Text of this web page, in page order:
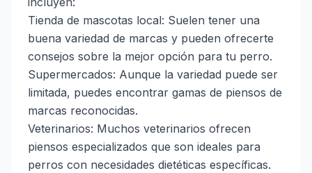
Tienda de mascotas local: Suelen tener una
buena variedad de marcas y pueden ofrecerte
consejos sobre la mejor opción para tu perro.
Supermercados: Aunque la variedad puede ser
limitada, puedes encontrar gamas de piensos de
marcas reconocidas.
Veterinarios: Muchos veterinarios ofrecen
piensos especializados que son ideales para
perros con necesidades dietéticas específicas.